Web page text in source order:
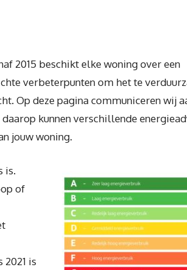
2015 beschikt elke woning over een
verbeterpunten om het te
Op deze pagina communiceren wij
kunnen verschillende
jouw woning.
is.
of
2021 is